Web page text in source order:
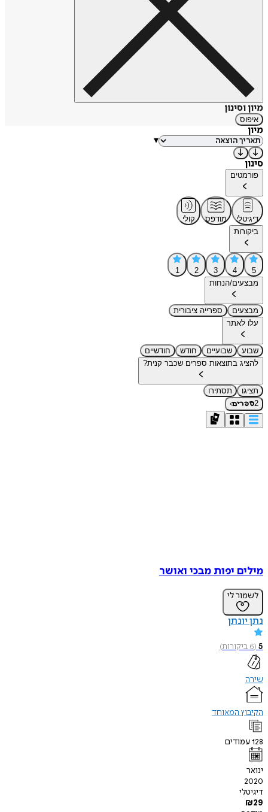
מיון וסינון
איפוס
מיון
▾
סינון
פורמטים
דיגיטלי מודפס
קולי
ביקורות
5
4
3
2
1
מבצעים/הנחות
מבצעים
ספרייה ציבורית
עלו לאתר
שבוע שבועיים חודש
חודשיים
להציג בתוצאות ספרים שכבר קנית?
תציגו
תסתירו
2ספרים›
מילים יפות מבכי ואושר
לשמור לי
נתן יונתן
5
(
6ביקורות)
שירה
הקיבוץ המאוחד
128עמודים
ינואר
2020
דיגיטלי
₪29